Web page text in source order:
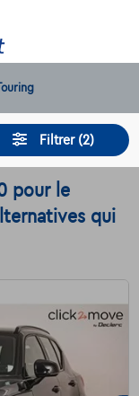
Filtrer (2)
pour le
qui